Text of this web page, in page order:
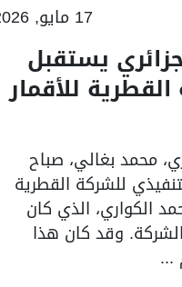
17 مايو, 2026
يستقبل
للأقمار
محمد بغالي، صباح
للشركة القطرية
الكواري، الذي كان
وقد كان هذا
...